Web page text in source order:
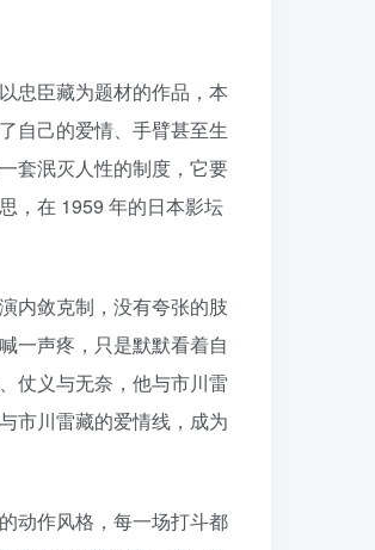
忠臣藏为题材的作品，本
自己的爱情、手臂甚至生
套泯灭人性的制度，它要
，在 1959 年的日本影坛
内敛克制，没有夸张的肢
一声疼，只是默默看着自
仗义与无奈，他与市川雷
市川雷藏的爱情线，成为
动作风格，每一场打斗都